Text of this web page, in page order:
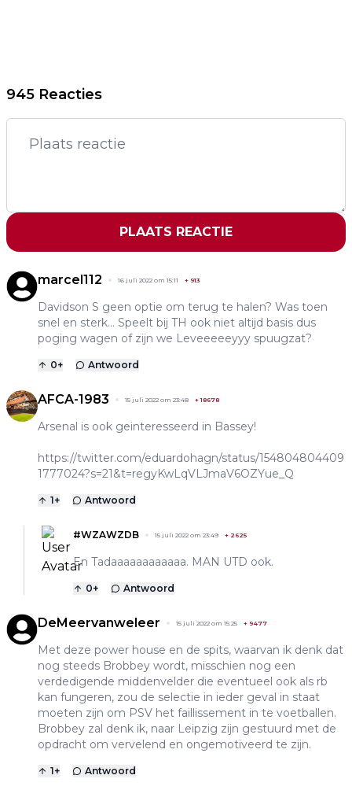
945 Reacties
PLAATS REACTIE
marcel112 16 juli 2022 om 15:11 + 913
Davidson S geen optie om terug te halen? Was toen
snel en sterk... Speelt bij TH ook niet altijd basis dus
poging wagen of zijn we Leveeeeeyyy spuugzat?
0+ Antwoord
AFCA-1983 15 juli 2022 om 23:48 +18678
Arsenal is ook geinteresseerd in Bassey!
https://twitter.com/eduardohagn/status/154804804409
1777024?s=21&t=regyKwLqVLJmaV6OZYue_Q
1+ Antwoord
#WZAWZDB 15 juli 2022 om 23:49 + 2625
En Tadaaaaaaaaaaaa. MAN UTD ook.
0+ Antwoord
DeMeervanweleer 15 juli 2022 om 15:25 + 9477
Met deze power house en de spits, waarvan ik denk dat
nog steeds Brobbey wordt, misschien nog een
verdedigende middenvelder die eventueel ook als rb
kan fungeren, zou de selectie in ieder geval in staat
moeten zijn om PSV het faillissement in te voetballen.
Brobbey zal denk ik, naar Leipzig zijn gestuurd met de
opdracht om vervelend en ongemotiveerd te zijn.
1+ Antwoord